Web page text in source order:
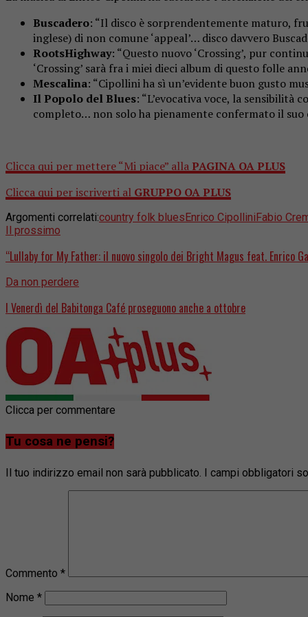
Buscadero: “Il disco è sorprendentemente maturo,
inglese) di non comune ‘appeal’… disco davvero
RootsHighway: “Questo nuovo ‘Crossing’, pur
‘Crossing’ sarà fra i miei dieci album di questo folle
Mescalina: “Cipollini ha sì un’evidente buon gusto
Il Popolo del Blues: “L’evocativa voce, la
completo… non solo ha pienamente confermato il
Clicca qui per mettere “Mi piace” alla PAGINA OA PLUS
Clicca qui per iscriverti al GRUPPO OA PLUS
Argomenti correlati:country folk bluesEnrico CipolliniFabio
Il prossimo
“Lullaby for My Father: il nuovo singolo dei Bright Magus feat. Enrico
Da non perdere
I Venerdì del Babitonga Café proseguono anche a ottobre
Clicca per commentare
Tu cosa ne pensi?
Il tuo indirizzo email non sarà pubblicato. I campi obbligatori
Commento *
Nome *